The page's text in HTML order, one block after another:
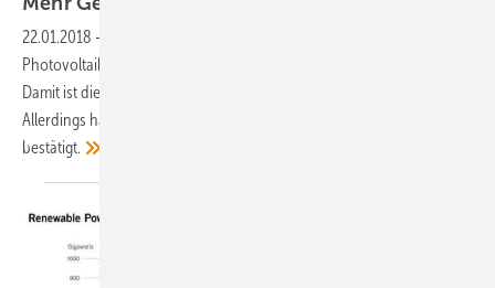
22.01.2018 -
Photovoltaikanlagen im Wert von 160,8 Milliarden Dollar errichtet.
Damit ist die Nachfrage um 18 Prozent gestiegen – nicht nur in China.
Allerdings haben sich die Hoffnungen auf den indischen Markt nicht
bestätigt.